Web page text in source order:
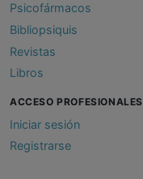
Psicofármacos
Bibliopsiquis
Revistas
Libros
ACCESO PROFESIONALES
Iniciar sesión
Registrarse